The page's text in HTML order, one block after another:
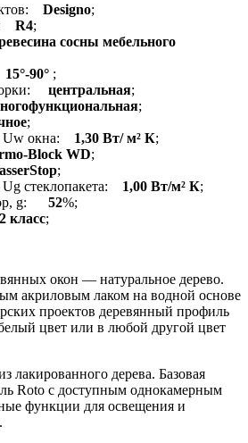
Designo;
R4;
сосны мебельного
15°-90° ;
центральная;
;
;
Uw окна: 1,30 Вт/ м² К;
Block WD;
;
стеклопакета:
1,00 Вт/м² К;
g:
52%;
2 класс;
окон — натуральное дерево.
акриловым лаком на водной основе
проектов деревянный профиль
цвет или в любой другой цвет
лакированного дерева. Базовая
Roto c доступным однокамерным
функции для освещения и